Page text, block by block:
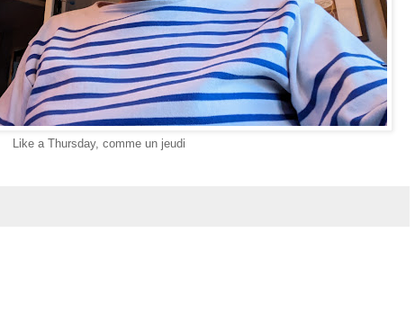
Like a Thursday, comme un jeudi